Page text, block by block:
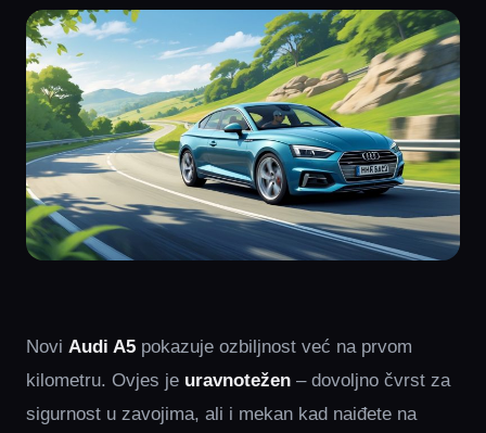
Novi Audi A5 pokazuje ozbiljnost već na prvom
kilometru. Ovjes je uravnotežen – dovoljno čvrst za
sigurnost u zavojima, ali i mekan kad naiđete na